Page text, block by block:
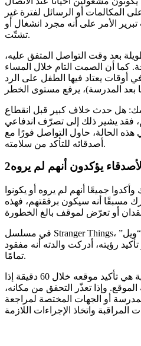
المكالمات أو الرسائل لفترة غير
الأمر على أنه مجرد انشغال أو
تشتّت.
بعد وقت التواصل المتفق عليه،
كما أن الصمت التام خلال المساء
في أوقات يعتاد فيها الطفل على الرد
هل حدث خلاف كبير قبل انقطاع
فقد يشير ذلك إلى تصرّف اندفاعي
هذه الحالة، حاول التواصل فورًا مع
أصدقائه للتأكد من سلامته.
2الأصدقاء يؤكدون أنهم لم يروه
جميعًا أنهم لم يروه أو يكونوا
مسبقًا أنه سيكون برفقتهم، فهذه
في مسلسل Stranger Things، عندما لم يتمكن أي من أصدقاء “ويل”
رؤيته، أدركت والدته أنه مفقود
تمامًا.
عند حدوث ذلك، تكون الأولوية هي تأكيد موقعه خلال 60 دقيقة إذا
وإذا تعذّر التحقق من مكانه،
أو الجهات المختصة لمراجعة